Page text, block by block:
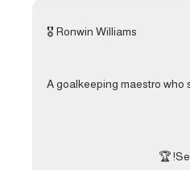
🎖️ Ronwin Williams
A goalkeeping maestro who